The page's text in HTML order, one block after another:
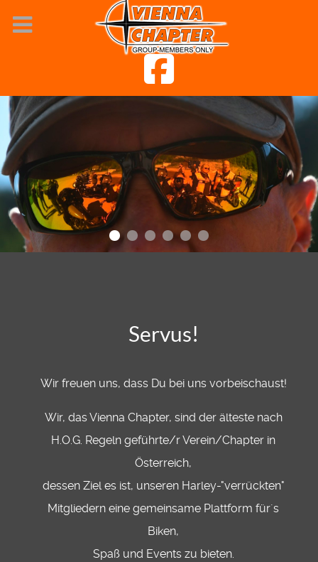
Servus!
Wir freuen uns, dass Du bei uns vorbeischaust!
Wir, das Vienna Chapter, sind der älteste nach
H.O.G. Regeln geführte/r Verein/Chapter in
Österreich,
dessen Ziel es ist, unseren Harley-"verrückten"
Mitgliedern eine gemeinsame Plattform für´s
Biken,
Spaß und Events zu bieten.